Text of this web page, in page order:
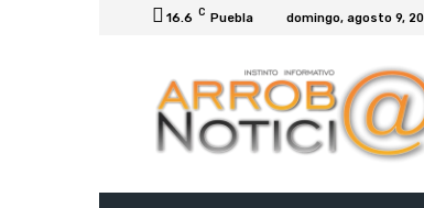
16.6 C Puebla domingo, agosto 9,